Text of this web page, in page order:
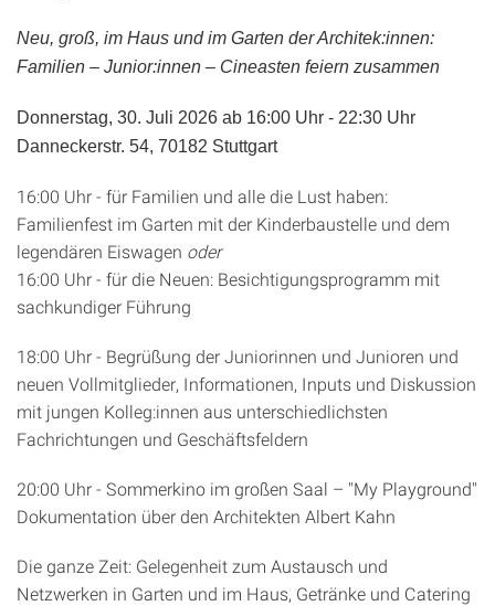
Neu, groß, im Haus und im Garten der Architek:innen:
Familien – Junior:innen – Cineasten feiern zusammen
Donnerstag, 30. Juli 2026 ab 16:00 Uhr - 22:30 Uhr
Danneckerstr. 54, 70182 Stuttgart
16:00 Uhr - für Familien und alle die Lust haben:
Familienfest im Garten mit der Kinderbaustelle und dem
legendären Eiswagen oder
16:00 Uhr - für die Neuen: Besichtigungsprogramm mit
sachkundiger Führung
18:00 Uhr - Begrüßung der Juniorinnen und Junioren und
neuen Vollmitglieder, Informationen, Inputs und Diskussion
mit jungen Kolleg:innen aus unterschiedlichsten
Fachrichtungen und Geschäftsfeldern
20:00 Uhr - Sommerkino im großen Saal – "My Playground"
Dokumentation über den Architekten Albert Kahn
Die ganze Zeit: Gelegenheit zum Austausch und
Netzwerken in Garten und im Haus, Getränke und Catering